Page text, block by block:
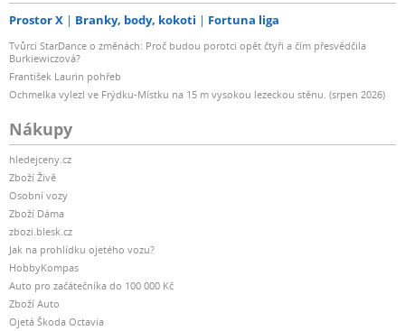
Prostor X Branky, body, kokoti Fortuna liga
Tvůrci StarDance o změnách: Proč budou porotci opět čtyři a čím přesvědčila
Burkiewiczová?
František Laurin pohřeb
Ochmelka vylezl ve Frýdku-Místku na 15 m vysokou lezeckou stěnu. (srpen 2026)
Nákupy
hledejceny.cz
Zboží Živě
Osobní vozy
Zboží Dáma
zbozi.blesk.cz
Jak na prohlídku ojetého vozu?
HobbyKompas
Auto pro začátečníka do 100 000 Kč
Zboží Auto
Ojetá Škoda Octavia